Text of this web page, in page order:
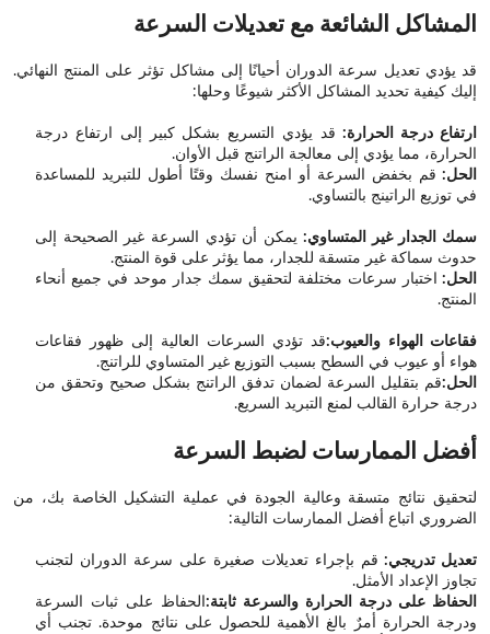
المشاكل الشائعة مع تعديلات السرعة
قد يؤدي تعديل سرعة الدوران أحيانًا إلى مشاكل تؤثر على المنتج النهائي.
إليك كيفية تحديد المشاكل الأكثر شيوعًا وحلها:
ارتفاع درجة الحرارة: قد يؤدي التسريع بشكل كبير إلى ارتفاع درجة
الحرارة، مما يؤدي إلى معالجة الراتنج قبل الأوان.
الحل: قم بخفض السرعة أو امنح نفسك وقتًا أطول للتبريد للمساعدة
في توزيع الراتينج بالتساوي.
سمك الجدار غير المتساوي: يمكن أن تؤدي السرعة غير الصحيحة إلى
حدوث سماكة غير متسقة للجدار، مما يؤثر على قوة المنتج.
الحل:
اختبار سرعات مختلفة لتحقيق سمك جدار موحد في جميع أنحاء
المنتج.
فقاعات الهواء والعيوب:قد تؤدي السرعات العالية إلى ظهور فقاعات
هواء أو عيوب في السطح بسبب التوزيع غير المتساوي للراتنج.
الحل:قم بتقليل السرعة لضمان تدفق الراتنج بشكل صحيح وتحقق من
درجة حرارة القالب لمنع التبريد السريع.
أفضل الممارسات لضبط السرعة
لتحقيق نتائج متسقة وعالية الجودة في عملية التشكيل الخاصة بك، من
الضروري اتباع أفضل الممارسات التالية:
تعديل تدريجي: قم بإجراء تعديلات صغيرة على سرعة الدوران لتجنب
تجاوز الإعداد الأمثل.
الحفاظ على درجة الحرارة والسرعة ثابتة: الحفاظ على ثبات السرعة
ودرجة الحرارة أمرٌ بالغ الأهمية للحصول على نتائج موحدة. تجنب أي